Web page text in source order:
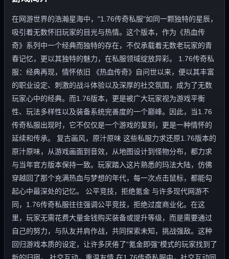
在网游世界的浩瀚星海中，"1.76传奇私服"如同一颗独特的星辰，
吸引着无数怀旧玩家的目光与热情。这个版本，作为《热血传
奇》系列中一个经典而独特的存在，不仅承载着无数老玩家的青
春记忆，更以其独特的魅力，在私服领域绽放异彩。 1.76传奇私
服：经典再现，情怀依旧 《热血传奇》自问世以来，便以其丰富
的职业设定、刺激的战斗体验以及深厚的社交氛围，成为了无数
玩家心中的经典。而1.76版本，更是被广大玩家视为游戏平衡
性、玩法多样性以及装备系统完善度的一个巅峰。因此，当1.76
传奇私服出现时，它不仅仅是一个游戏的复刻，更是一种情怀的
延续和传承。 复古画风，原汁原味 这些私服力求还原1.76版本的
原汁原味，从游戏画面到音效，从地图设计到怪物分布，都力求
与当年官方版本保持一致。玩家踏入这片熟悉的玛法大陆，仿佛
穿越回了那个充满热血与梦想的年代，每一次点击鼠标，都能勾
起心中最深处的记忆。 公平竞技，拒绝氪金 与许多现代网游不
同，1.76传奇私服往往强调公平竞技，拒绝过度商业化。在这
里，玩家无需花费大量金钱购买装备或提升等级，而是需要通过
自己的努力，与队友并肩作战，共同探索未知，挑战强敌。这种
回归游戏本质的设定，让许多厌倦了“氪金即强”模式的玩家找到了